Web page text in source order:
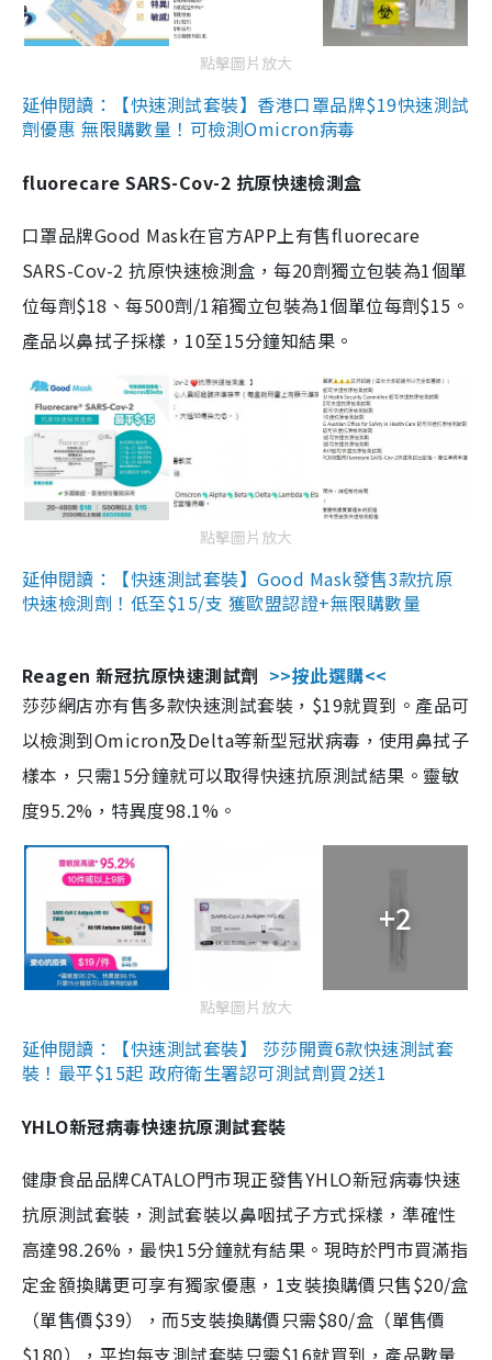
點擊圖片放大
延伸閱讀：【快速測試套裝】香港口罩品牌$19快速測試
劑優惠 無限購數量！可檢測Omicron病毒
fluorecare SARS-Cov-2 抗原快速檢測盒
口罩品牌Good Mask在官方APP上有售fluorecare
SARS-Cov-2 抗原快速檢測盒，每20劑獨立包裝為1個單
位每劑$18、每500劑/1箱獨立包裝為1個單位每劑$15。
產品以鼻拭子採樣，10至15分鐘知結果。
點擊圖片放大
延伸閱讀：【快速測試套裝】Good Mask發售3款抗原
快速檢測劑！低至$15/支 獲歐盟認證+無限購數量
Reagen 新冠抗原快速測試劑 >>按此選購<<
莎莎網店亦有售多款快速測試套裝，$19就買到。產品可
以檢測到Omicron及Delta等新型冠狀病毒，使用鼻拭子
樣本，只需15分鐘就可以取得快速抗原測試結果。靈敏
度95.2%，特異度98.1%。
+2
點擊圖片放大
延伸閱讀：【快速測試套裝】 莎莎開賣6款快速測試套
裝！最平$15起 政府衛生署認可測試劑買2送1
YHLO新冠病毒快速抗原測試套裝
健康食品品牌CATALO門市現正發售YHLO新冠病毒快速
抗原測試套裝，測試套裝以鼻咽拭子方式採樣，準確性
高達98.26%，最快15分鐘就有結果。現時於門市買滿指
定金額換購更可享有獨家優惠，1支裝換購價只售$20/盒
（單售價$39），而5支裝換購價只需$80/盒（單售價
$180），平均每支測試套裝只需$16就買到，產品數量